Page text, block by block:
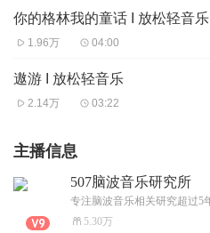
你的格林我的童话 I 放松轻音乐
1.96万 04:00
遨游 I 放松轻音乐
2.14万 03:22
主播信息
507脑波音乐研究所
5.30万